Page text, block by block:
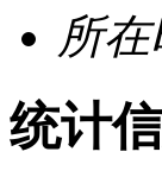
所
统计